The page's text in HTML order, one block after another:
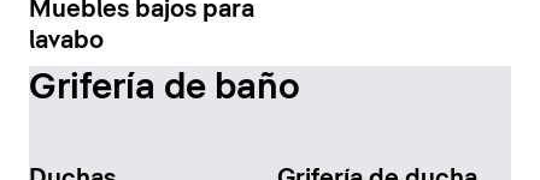
Muebles bajos para
lavabo
Grifería de baño